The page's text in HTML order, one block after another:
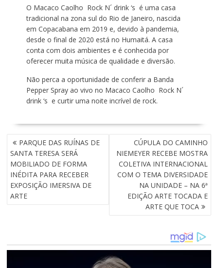
O Macaco Caolho Rock N´ drink ‘s é uma casa
tradicional na zona sul do Rio de Janeiro, nascida
em Copacabana em 2019 e, devido à pandemia,
desde o final de 2020 está no Humaitá. A casa
conta com dois ambientes e é conhecida por
oferecer muita música de qualidade e diversão.
Não perca a oportunidade de conferir a Banda
Pepper Spray ao vivo no Macaco Caolho Rock N´
drink ‘s e curtir uma noite incrível de rock.
N
A
V
G
A
Ç
E
PARQUE DAS RUÍNAS DE
SANTA TERESA SERÁ
MOBILIADO DE FORMA
INÉDITA PARA RECEBER
EXPOSIÇÃO IMERSIVA DE
ARTE
CÚPULA DO CAMINHO
NIEMEYER RECEBE MOSTRA
COLETIVA INTERNACIONAL
COM O TEMA DIVERSIDADE
NA UNIDADE – NA 6ª
EDIÇÃO ARTE TOCADA E
ARTE QUE TOCA